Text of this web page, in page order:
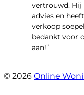
vertrouwd. Hij
advies en
verkoop
bedankt voor
aan!”
© 2026 Online